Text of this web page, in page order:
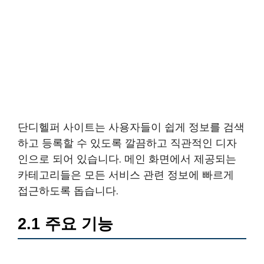
단디헬퍼 사이트는 사용자들이 쉽게 정보를 검색
하고 등록할 수 있도록 깔끔하고 직관적인 디자
인으로 되어 있습니다. 메인 화면에서 제공되는
카테고리들은 모든 서비스 관련 정보에 빠르게
접근하도록 돕습니다.
2.1 주요 기능